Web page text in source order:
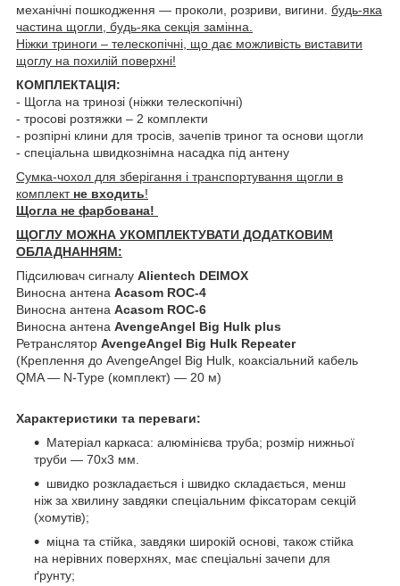
механічні пошкодження — проколи, розриви, вигини. будь-яка
частина щогли, будь-яка секція замінна.
Ніжки триноги – телескопічні, що дає можливість виставити
щоглу на похилій поверхні!
КОМПЛЕКТАЦІЯ:
- Щогла на тринозі (ніжки телескопічні)
- тросові розтяжки – 2 комплекти
- розпірні клини для тросів, зачепів триног та основи щогли
- спеціальна швидкознімна насадка під антену
Сумка-чохол для зберігання і транспортування щогли в
комплект не входить!
Щогла не фарбована!
ЩОГЛУ МОЖНА УКОМПЛЕКТУВАТИ ДОДАТКОВИМ
ОБЛАДНАННЯМ:
Підсилювач сигналу Alientech DEIMOX
Виносна антена Acasom ROC-4
Виносна антена Acasom ROC-6
Виносна антена AvengeAngel Big Hulk plus
Ретранслятор AvengeAngel Big Hulk Repeater
(Креплення до AvengeAngel Big Hulk, коаксіальний кабель
QMA — N-Type (комплект) — 20 м)
Характеристики та переваги:
Матеріал каркаса: алюмінієва труба; розмір нижньої
труби — 70х3 мм.
швидко розкладається і швидко складається, менш
ніж за хвилину завдяки спеціальним фіксаторам секцій
(хомутів);
міцна та стійка, завдяки широкій основі, також стійка
на нерівних поверхнях, має спеціальні зачепи для
ґрунту;